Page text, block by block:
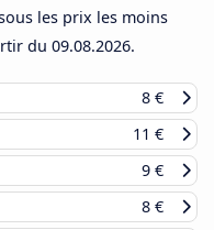
les prix les moins
du 09.08.2026.
8 €
11 €
9 €
8 €